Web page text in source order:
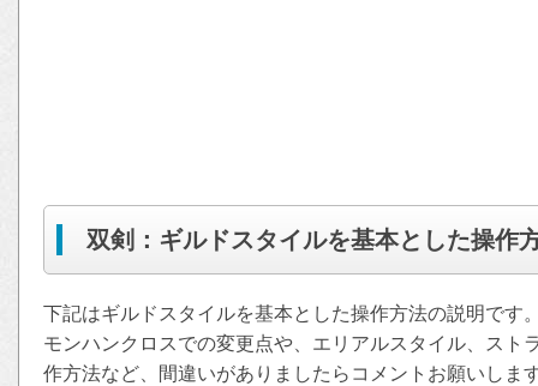
双剣：ギルドスタイルを基本とした操作
下記はギルドスタイルを基本とした操作方法の説明です
モンハンクロスでの変更点や、エリアルスタイル、スト
作方法など、間違いがありましたらコメントお願いしま